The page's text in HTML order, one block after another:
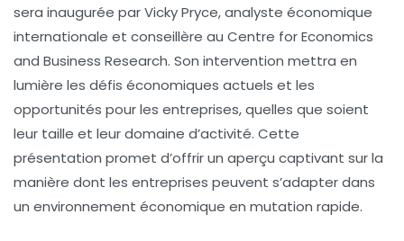
sera inaugurée par Vicky Pryce, analyste économique
internationale et conseillère au Centre for Economics
and Business Research. Son intervention mettra en
lumière les défis économiques actuels et les
opportunités pour les entreprises, quelles que soient
leur taille et leur domaine d’activité. Cette
présentation promet d’offrir un aperçu captivant sur la
manière dont les entreprises peuvent s’adapter dans
un environnement économique en mutation rapide.